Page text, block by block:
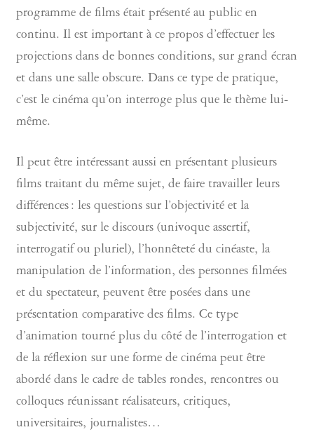
programme de films était présenté au public en
continu. Il est important à ce propos d’effectuer les
projections dans de bonnes conditions, sur grand écran
et dans une salle obscure. Dans ce type de pratique,
c’est le cinéma qu’on interroge plus que le thème lui-
même.
Il peut être intéressant aussi en présentant plusieurs
films traitant du même sujet, de faire travailler leurs
différences : les questions sur l’objectivité et la
subjectivité, sur le discours (univoque assertif,
interrogatif ou pluriel), l’honnêteté du cinéaste, la
manipulation de l’information, des personnes filmées
et du spectateur, peuvent être posées dans une
présentation comparative des films. Ce type
d’animation tourné plus du côté de l’interrogation et
de la réflexion sur une forme de cinéma peut être
abordé dans le cadre de tables rondes, rencontres ou
colloques réunissant réalisateurs, critiques,
universitaires, journalistes…